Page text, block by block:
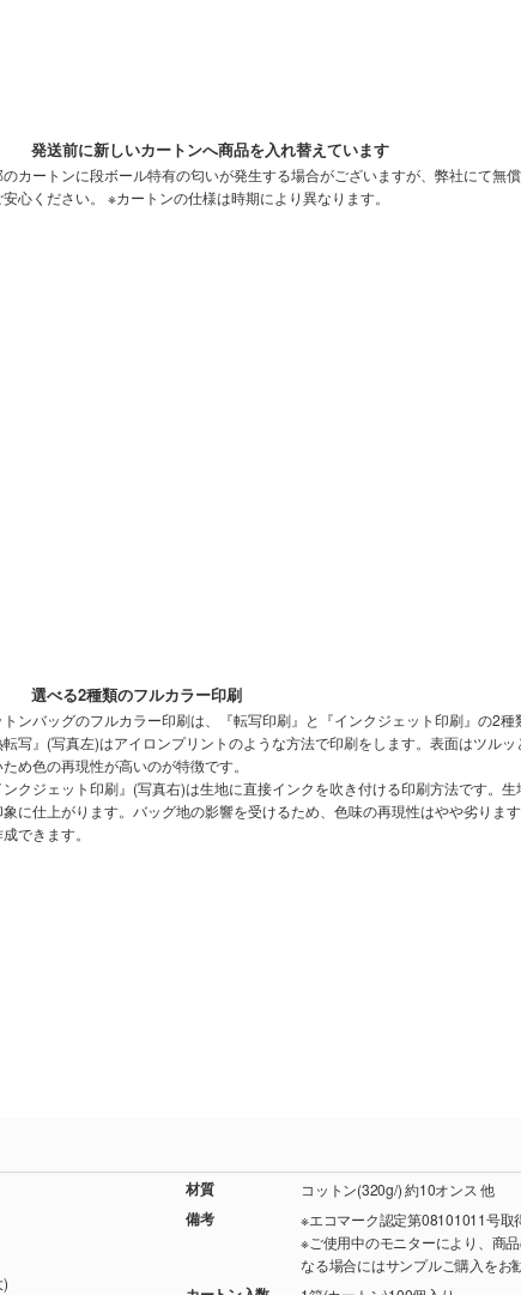
発送前に新しいカートンへ商品を入れ替えています
のカートンに段ボール特有の匂いが発生する場合がございますが、弊社にて無
心ください。 ※カートンの仕様は時期により異なります。
選べる2種類のフルカラー印刷
トンバッグのフルカラー印刷は、『転写印刷』と『インクジェット印刷』の2種
転写』(写真左)はアイロンプリントのような方法で印刷をします。表面はツル
ため色の再現性が高いのが特徴です。
ンクジェット印刷』(写真右)は生地に直接インクを吹き付ける印刷方法です。
象に仕上がります。バッグ地の影響を受けるため、色味の再現性はやや劣りま
できます。
材質 コットン(320g/) 約10オンス 他
備考
※エコマーク認定第08101011号取
※ご使用中のモニターにより、商
なる場合にはサンプルご購入をお